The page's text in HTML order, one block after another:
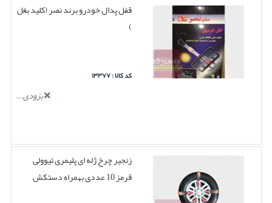
قفل پدال خودرو برند نصر (کلید بغل
)
کد کالا : ۱۳۳۷۷
بزودی...
زنجیر چرخ ژله ای پلیمری تیوولی
قرمز 10 عددی بهمراه دستکش